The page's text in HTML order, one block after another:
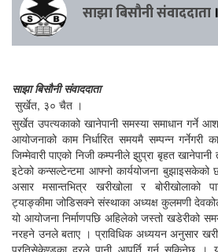
साझा बिसौनी संवाददाता ।
साझा बिसौनी संवाददाता
सुर्खेत, ३० चैत ।
सुर्खेत उपत्यकाको खानेपानी समस्या समाधान गर्ने
आयोजनाको काम निर्धारित समयमै सम्पन्न गर्नेगरी
जिम्मेवारी पाएको निजी कम्पनीले झुप्रा बृहत
इटेको कन्सल्टेन्टमा आफ्नो कार्ययोजना बुझाइसकेको
असार मसान्तभित्र खरीखोला र बोरीखोलाको
ट्याङ्कीमा जोडिसक्ने संस्थाका अध्यक्ष कुलमणी
यो आयोजना निर्माणपछि अहिलेको जस्तो खडेरीको
नरहने उनले बताए । प्राविधिक अध्ययन अनुसार
प्रतिसेकेण्डका दरले पानी आपूर्ति गर्न सकिनेछ ।